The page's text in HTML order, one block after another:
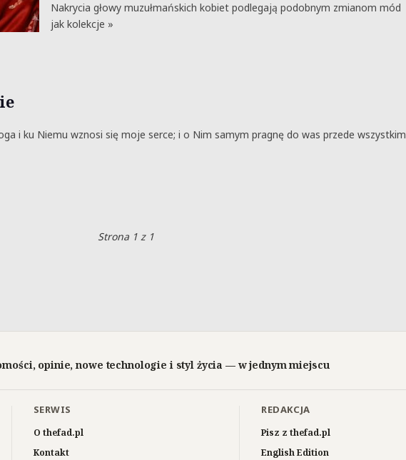
Nakrycia głowy muzułmańskich kobiet podlegają podobnym zmianom mód
jak kolekcje »
i ku Niemu wznosi się moje serce; i o Nim samym pragnę do was przede wszystkim
Strona 1 z 1
opinie, nowe technologie i styl życia — w jednym miejscu
SERWIS
O thefad.pl
Kontakt
REDAKCJA
Pisz z thefad.pl
English Edition